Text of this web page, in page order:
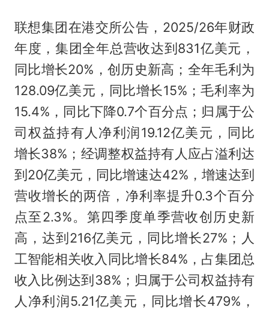
联想集团在港交所公告，2025/26年财政
年度，集团全年总营收达到831亿美元，
同比增长20%，创历史新高；全年毛利为
128.09亿美元，同比增长15%；毛利率为
15.4%，同比下降0.7个百分点；归属于公
司权益持有人净利润19.12亿美元，同比
增长38%；经调整权益持有人应占溢利达
到20亿美元，同比增速达42%，增速达到
营收增长的两倍，净利率提升0.3个百分
点至2.3%。第四季度单季营收创历史新
高，达到216亿美元，同比增长27%；人
工智能相关收入同比增长84%，占集团总
收入比例达到38%；归属于公司权益持有
人净利润5.21亿美元，同比增长479%，